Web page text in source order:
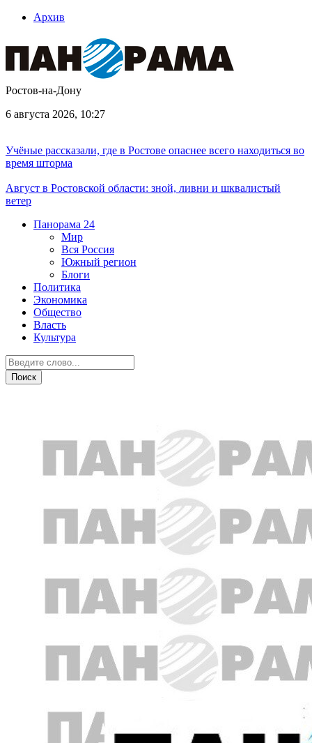
Архив
Ростов-на-Дону
6 августа 2026, 10:27
Учёные рассказали, где в Ростове опаснее всего находиться во
время шторма
Август в Ростовской области: зной, ливни и шквалистый
ветер
Панорама 24
Мир
Вся Россия
Южный регион
Блоги
Политика
Экономика
Общество
Власть
Культура